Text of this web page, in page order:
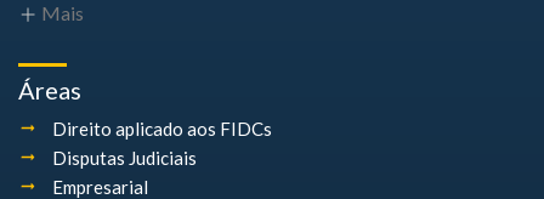
Mais
Áreas
Direito aplicado aos FIDCs
Disputas Judiciais
Empresarial